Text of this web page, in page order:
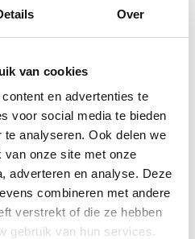
Over
van cookies
en advertenties te
voor social media te bieden
analyseren. Ook delen we
van onze site met onze
adverteren en analyse. Deze
combineren met andere
verstrekt of die ze hebben
gebruik van hun services.
€44,26
IN WINKELWAGEN
Meer info